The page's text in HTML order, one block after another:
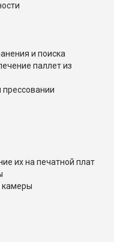
и поиска
паллет из
их на печатной плат
камеры